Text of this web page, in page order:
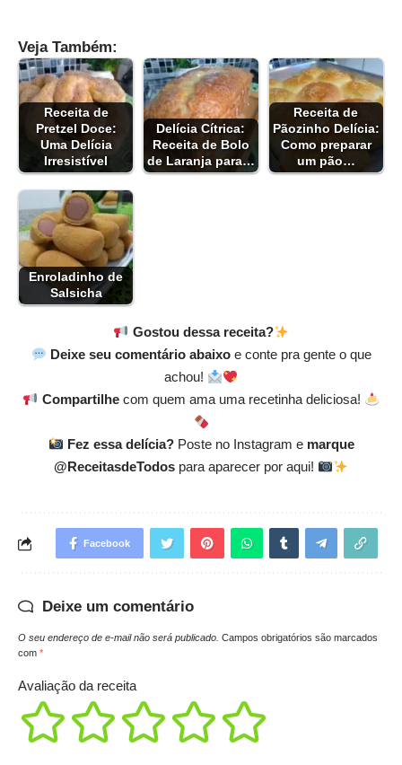
Veja Também:
Receita de
Pretzel Doce:
Uma Delícia
Irresistível
Delícia Cítrica:
Receita de Bolo
de Laranja para…
Receita de
Pãozinho Delícia:
Como preparar
um pão…
Enroladinho de
Salsicha
Gostou dessa receita?
Deixe seu comentário abaixoe conte pra gente o que
achou!
Compartilhecom quem ama uma recetinha deliciosa!
Fez essa delícia?Poste no Instagram e marque
@ReceitasdeTodospara aparecer por aqui!
Facebook
Deixe um comentário
O seu endereço de e-mail não será publicado. Campos obrigatórios são marcados
com *
Avaliação da receita